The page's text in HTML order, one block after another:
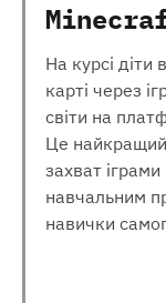
На курсі
карті через
світи на
Це найкращий
захват
навчальним
навички